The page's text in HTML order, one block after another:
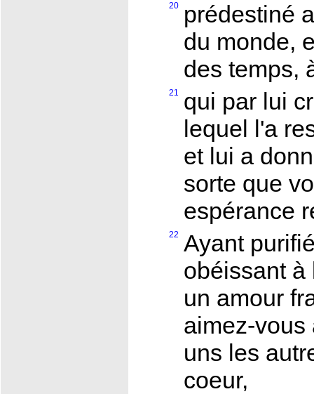
20
prédestiné
du monde,
des temps,
21
qui par lui
lequel l'a
et lui a
sorte que
espérance
22 Ayant
obéissant à
un amour
aimez-vous
uns les
coeur,